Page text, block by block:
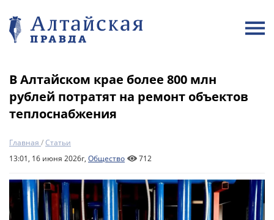
В Алтайском крае более 800 млн
рублей потратят на ремонт объектов
теплоснабжения
Главная /Статьи
13:01, 16 июня 2026г, Общество 712